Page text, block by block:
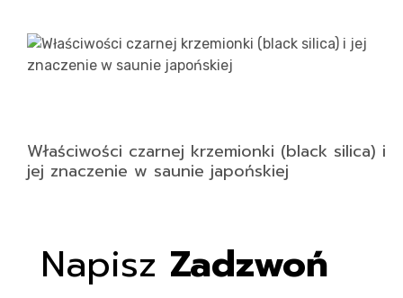
Właściwości czarnej krzemionki (black silica) i
jej znaczenie w saunie japońskiej
Napisz Zadzwoń